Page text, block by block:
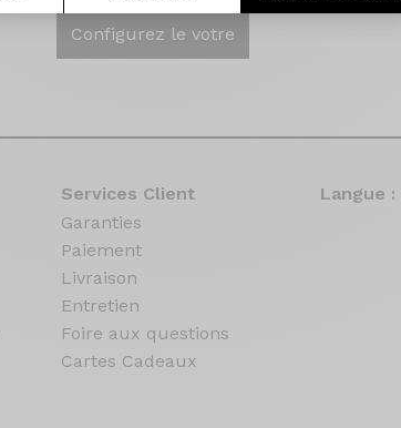
Configurez le votre
Services Client
Garanties
Paiement
Livraison
Entretien
Foire aux questions
Cartes Cadeaux
Langue :